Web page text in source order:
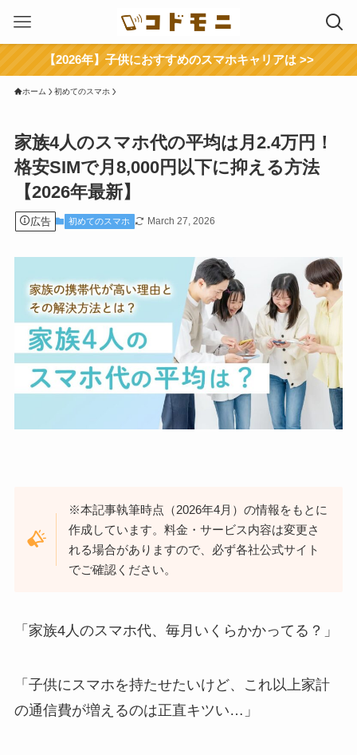
【2026年】子供におすすめのスマホキャリアは >>
ホーム 初めてのスマホ
家族4人のスマホ代の平均は月2.4万円！
格安SIMで月8,000円以下に抑える方法
【2026年最新】
広告 初めてのスマホ March 27, 2026
※本記事執筆時点（2026年4月）の情報をもとに
作成しています。料金・サービス内容は変更さ
れる場合がありますので、必ず各社公式サイト
でご確認ください。
「家族4人のスマホ代、毎月いくらかかってる？」
「子供にスマホを持たせたいけど、これ以上家計
の通信費が増えるのは正直キツい…」